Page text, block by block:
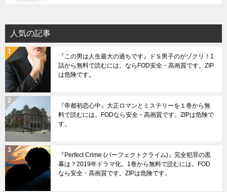
人気の記事
『この男は人生最大の過ちです』ドＳ男子のがゾクリ！1
話から無料で読むには。ならFOD安全・高画質です。ZIP
は危険です。
『帝都初恋心中』大正ロマンとミステリーを１巻から無
料で読むには。FODなら安全・高画質です。ZIPは危険で
す。
『Perfect Crime (パーフェクトクライム)』完全犯罪の黒
幕は？2019年ドラマ化。1巻から無料で読むには。FOD
なら安全・高画質です。ZIPは危険です。